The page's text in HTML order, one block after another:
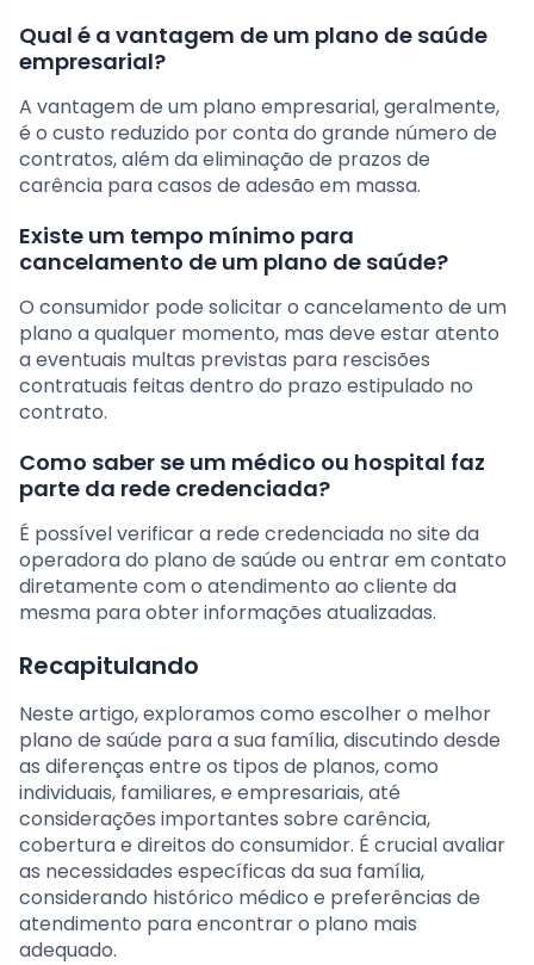
Qual é a vantagem de um plano de saúde
empresarial?
A vantagem de um plano empresarial, geralmente,
é o custo reduzido por conta do grande número de
contratos, além da eliminação de prazos de
carência para casos de adesão em massa.
Existe um tempo mínimo para
cancelamento de um plano de saúde?
O consumidor pode solicitar o cancelamento de um
plano a qualquer momento, mas deve estar atento
a eventuais multas previstas para rescisões
contratuais feitas dentro do prazo estipulado no
contrato.
Como saber se um médico ou hospital faz
parte da rede credenciada?
É possível verificar a rede credenciada no site da
operadora do plano de saúde ou entrar em contato
diretamente com o atendimento ao cliente da
mesma para obter informações atualizadas.
Recapitulando
Neste artigo, exploramos como escolher o melhor
plano de saúde para a sua família, discutindo desde
as diferenças entre os tipos de planos, como
individuais, familiares, e empresariais, até
considerações importantes sobre carência,
cobertura e direitos do consumidor. É crucial avaliar
as necessidades específicas da sua família,
considerando histórico médico e preferências de
atendimento para encontrar o plano mais
adequado.